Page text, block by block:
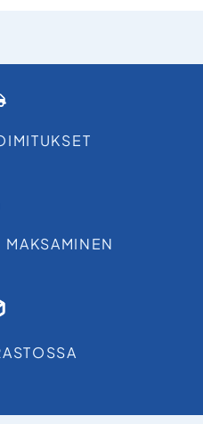
MAKSAMINEN